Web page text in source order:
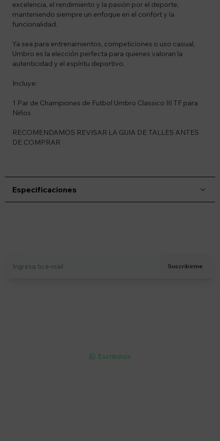
excelencia, el rendimiento y la pasión por el deporte,
manteniendo siempre un enfoque en el confort y la
funcionalidad.
Ya sea para entrenamientos, competiciones o uso casual,
Umbro es la elección perfecta para quienes valoran la
autenticidad y el espíritu deportivo.
Incluye:
1 Par de Championes de Futbol Umbro Classico III TF para
Niños
RECOMENDAMOS REVISAR LA GUIA DE TALLES ANTES
DE COMPRAR
Especificaciones
Suscribirme
 Escribinos